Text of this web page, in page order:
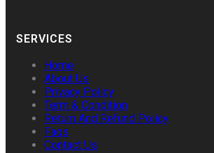
SERVICES
Home
About Us
Privacy Policy
Term & Condition
Return And Refund Policy
Faqs
Contact Us